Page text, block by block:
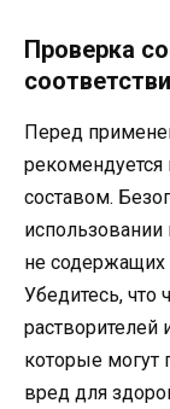
Проверка
Перед
рекомендуется
составом.
не содержащих
Убедитесь, что
растворителей
которые могут
вред для